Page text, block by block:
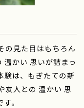
の見た目はもちろん
温かい 思いが詰まっ
験は、もぎたての新
友人との 温かい 思
。